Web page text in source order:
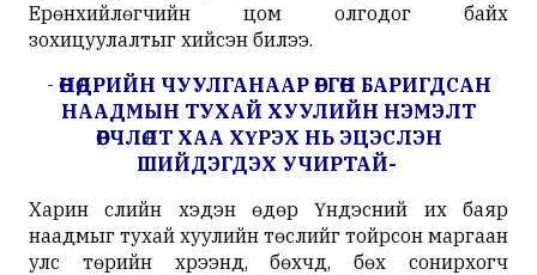
Ерөнхийлөгчийн цом олгодог байх
зохицуулалтыг хийсэн билээ.
- ӨНӨӨДРИЙН ЧУУЛГАНААР ӨРГӨН БАРИГДСАН
НААДМЫН ТУХАЙ ХУУЛИЙН НЭМЭЛТ
ӨӨРЧЛӨЛТ ХАА ХҮРЭХ НЬ ЭЦЭСЛЭН
ШИЙДЭГДЭХ УЧИРТАЙ-
Харин сүүлийн хэдэн өдөр Үндэсний их баяр
наадмыг тухай хуулийн төслийг тойрсон маргаан
улс төрийн хүрээнд, бөхчүүд, бөх сонирхогч